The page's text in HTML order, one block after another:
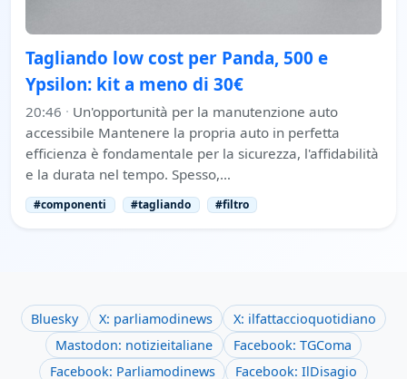
Tagliando low cost per Panda, 500 e
Ypsilon: kit a meno di 30€
20:46 · Un'opportunità per la manutenzione auto
accessibile Mantenere la propria auto in perfetta
efficienza è fondamentale per la sicurezza, l'affidabilità
e la durata nel tempo. Spesso,…
#componenti #tagliando #filtro
Bluesky X: parliamodinews
X: ilfattaccioquotidiano
Mastodon: notizieitaliane
Facebook: TGComa
Facebook: Parliamodinews
Facebook: IlDisagio